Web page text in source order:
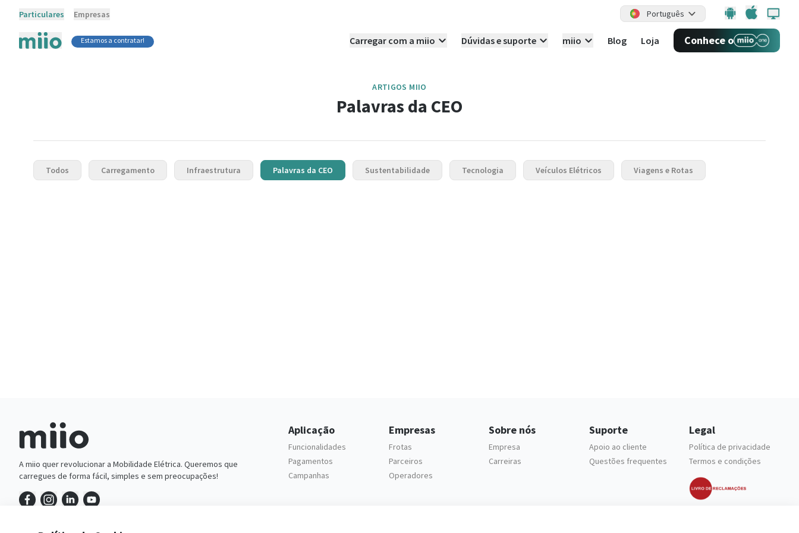
Particulares Empresas Português
Estamos a contratar! Carregar com a miio Dúvidas e suporte miio Blog Loja Conhece o
ARTIGOS MIIO
Palavras da CEO
Todos Carregamento Infraestrutura Palavras da CEO Sustentabilidade Tecnologia Veículos Elétricos Viagens e Rotas
A miio quer revolucionar a Mobilidade Elétrica. Queremos que
carregues de forma fácil, simples e sem preocupações!
Aplicação
Funcionalidades
Pagamentos
Campanhas
Empresas
Frotas
Parceiros
Operadores
Sobre nós
Empresa
Carreiras
Suporte
Apoio ao cliente
Questões frequentes
Legal
Política de privacidade
Termos e condições